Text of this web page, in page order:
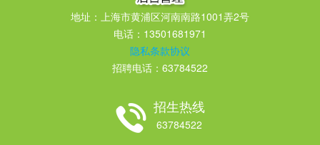
地址：上海市黄浦区河南南路1001弄2号
电话：13501681971
隐私条款协议
招聘电话：63784522
招生热线
63784522